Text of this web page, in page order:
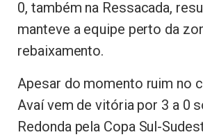
0, também na Ressacada,
manteve a equipe perto da
rebaixamento.
Apesar do momento ruim no
Avaí vem de vitória por 3 a 0
Redonda pela Copa Sul-